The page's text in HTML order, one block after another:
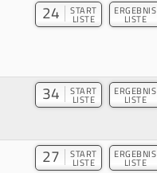
24 START
LISTE
ERGEBNIS
LISTE
34 START
LISTE
ERGEBNIS
LISTE
27 START
LISTE
ERGEBNIS
LISTE